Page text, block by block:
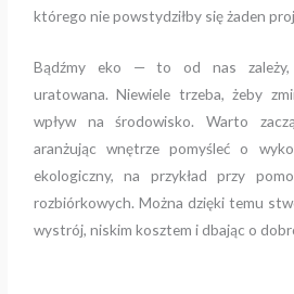
którego nie powstydziłby się żaden
Bądźmy eko — to od nas zależy,
uratowana. Niewiele trzeba, żeby
wpływ na środowisko. Warto
aranżując wnętrze pomyśleć o
ekologiczny, na przykład przy
rozbiórkowych. Można dzięki temu
wystrój, niskim kosztem i dbając o